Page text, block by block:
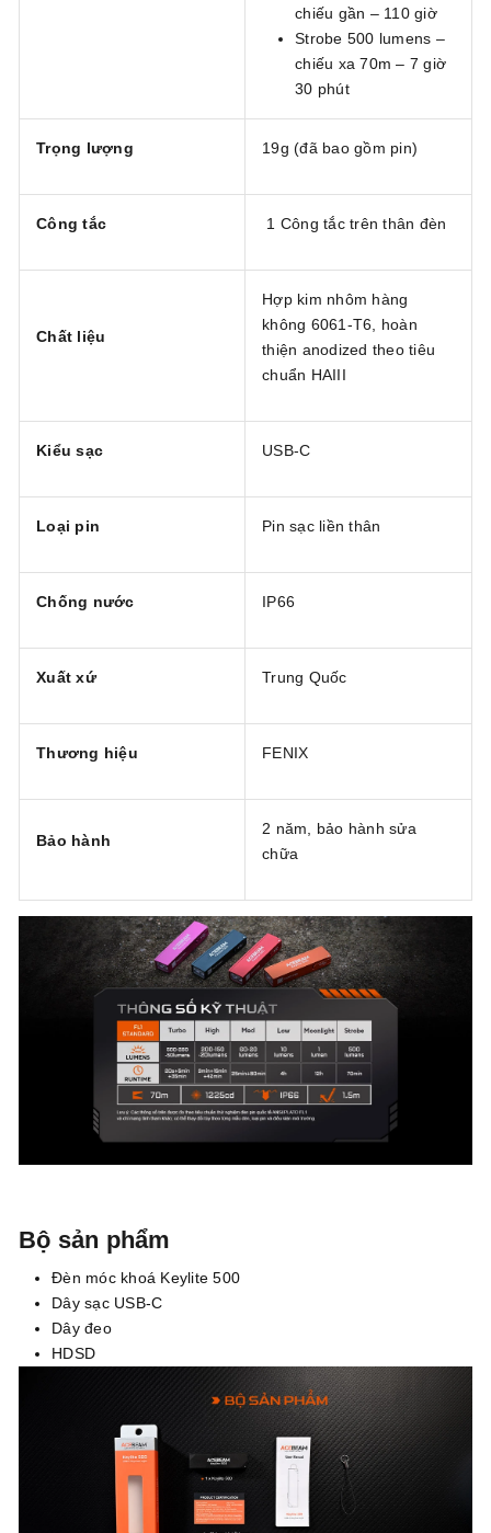
chiếu gần – 110 giờ
Strobe 500 lumens –
chiếu xa 70m – 7 giờ
30 phút
Trọng lượng 19g (đã bao gồm pin)
Công tắc 1 Công tắc trên thân đèn
Chất liệu
Hợp kim nhôm hàng
không 6061-T6, hoàn
thiện anodized theo tiêu
chuẩn HAIII
Kiểu sạc USB-C
Loại pin Pin sạc liền thân
Chống nước IP66
Xuất xứ Trung Quốc
Thương hiệu FENIX
Bảo hành
2 năm, bảo hành sửa
chữa
Bộ sản phẩm
Đèn móc khoá Keylite 500
Dây sạc USB-C
Dây đeo
HDSD